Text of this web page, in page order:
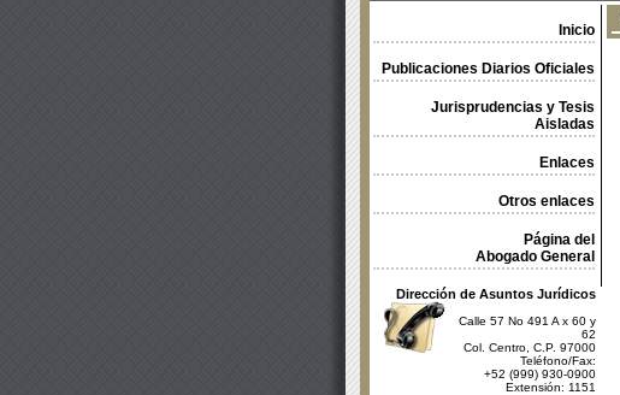
Inicio
Publicaciones Diarios Oficiales
Jurisprudencias y Tesis
Aisladas
Enlaces
Otros enlaces
Página del
Abogado General
Dirección de Asuntos Jurídicos
Calle 57 No 491 A x 60 y
62
Col. Centro, C.P. 97000
Teléfono/Fax:
+52 (999) 930-0900
Extensión: 1151